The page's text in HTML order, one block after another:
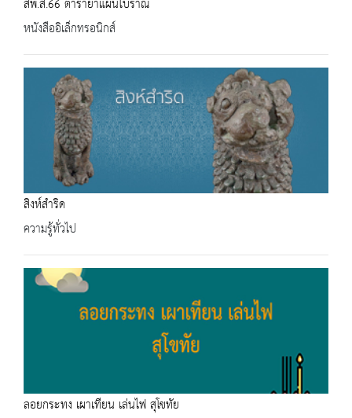
สพ.ส.66 ตำรายาแผนโบราณ
หนังสืออิเล็กทรอนิกส์
สิงห์สำริด
ความรู้ทั่วไป
ลอยกระทง เผาเทียน เล่นไฟ สุโขทัย